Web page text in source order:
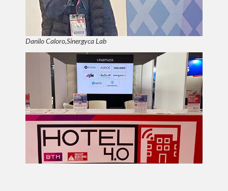
Danilo Caloro,Sinergyca Lab